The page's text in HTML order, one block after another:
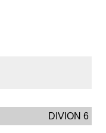
DIVION 6